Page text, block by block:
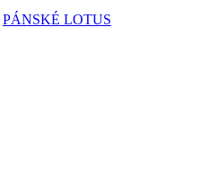
PÁNSKÉ LOTUS